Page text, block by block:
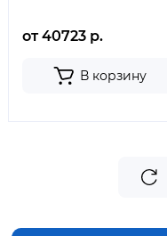
от 40723 р.
В корзину